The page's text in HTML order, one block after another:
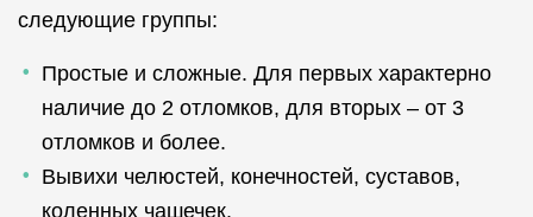
следующие группы:
Простые и сложные. Для первых характерно
наличие до 2 отломков, для вторых – от 3
отломков и более.
Вывихи челюстей, конечностей, суставов,
коленных чашечек.